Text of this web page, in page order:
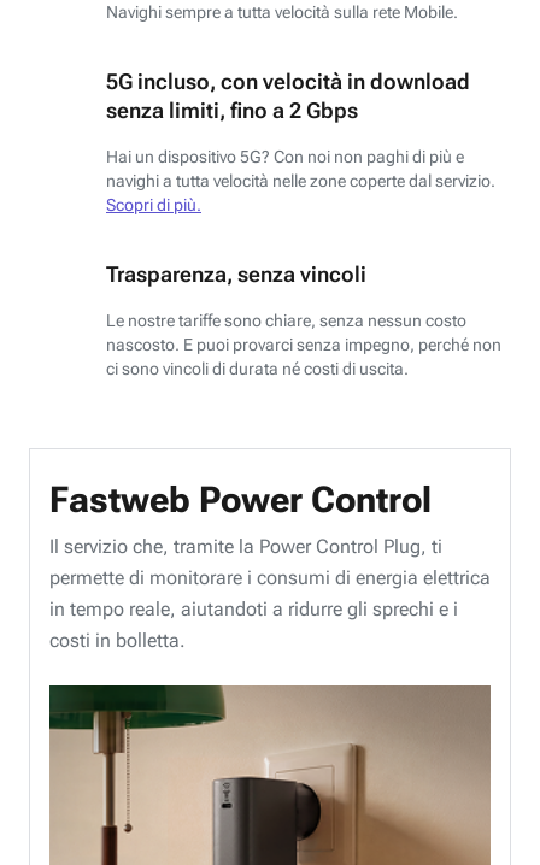
Navighi sempre a tutta velocità sulla rete Mobile.
5G incluso, con velocità in download
senza limiti, fino a 2 Gbps
Hai un dispositivo 5G? Con noi non paghi di più e
navighi a tutta velocità nelle zone coperte dal servizio.
Scopri di più.
Trasparenza, senza vincoli
Le nostre tariffe sono chiare, senza nessun costo
nascosto. E puoi provarci senza impegno, perché non
ci sono vincoli di durata né costi di uscita.
Fastweb Power Control
Il servizio che, tramite la Power Control Plug, ti
permette di monitorare i consumi di energia elettrica
in tempo reale, aiutandoti a ridurre gli sprechi e i
costi in bolletta.